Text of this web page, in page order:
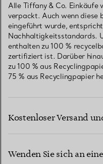
Alle Tiffany & Co. Einkäufe
verpackt. Auch wenn diese
eingeführt wurde,
Nachhaltigkeitsstandards.
enthalten zu 100 %
zertifiziert ist. Darüber
zu 100 % aus
75 % aus Recyclingpapier
Kostenloser Versand
Wenden Sie sich an